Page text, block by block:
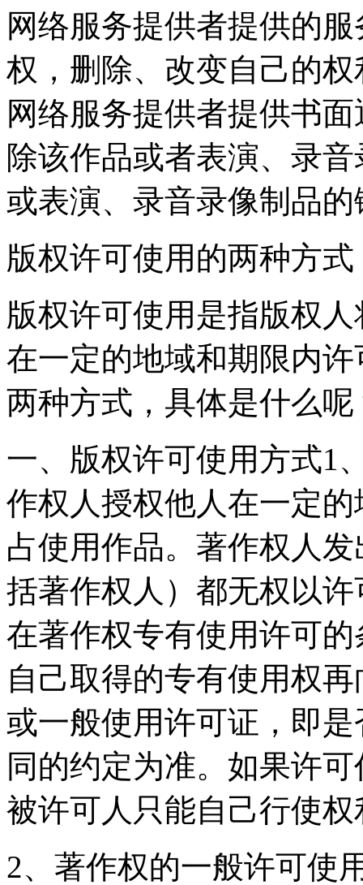
网络服务提供者提供的
权，删除、改变自己的
网络服务提供者提供书
除该作品或者表演、录
或表演、录音录像制品
版权许可使用的两种方式
版权许可使用是指版权
在一定的地域和期限内
两种方式，具体是什么
一、版权许可使用方式1
作权人授权他人在一定
占使用作品。著作权人
括著作权人）都无权以
在著作权专有使用许可
自己取得的专有使用权
或一般使用许可证，即
同的约定为准。如果许
被许可人只能自己行使
2、著作权的一般许可使